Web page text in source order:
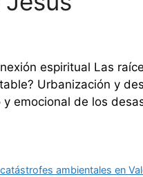
espiritual Las
Urbanización y
emocional de los
ambientales en